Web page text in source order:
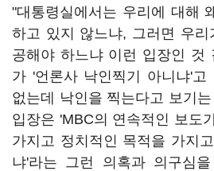
"대통령실에서는 우리에 대해
하고 있지 않느냐, 그러면 우리
공해야 하느냐 이런 입장인 것
가 '언론사 낙인찍기 아니냐'
없는데 낙인을 찍는다고 보기
입장은 'MBC의 연속적인 보도
가지고 정치적인 목적을 가지
냐'라는 그런 의혹과 의구심